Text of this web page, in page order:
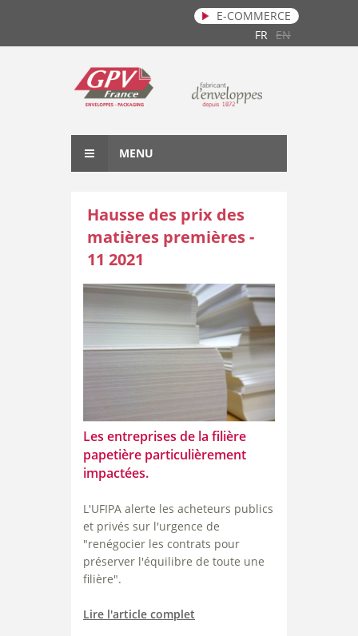
E-COMMERCE
FR EN
MENU
Hausse des prix des
matières premières -
11 2021
Les entreprises de la filière
papetière particulièrement
impactées.
L'UFIPA alerte les acheteurs publics
et privés sur l'urgence de
"renégocier les contrats pour
préserver l'équilibre de toute une
filière".
Lire l'article complet